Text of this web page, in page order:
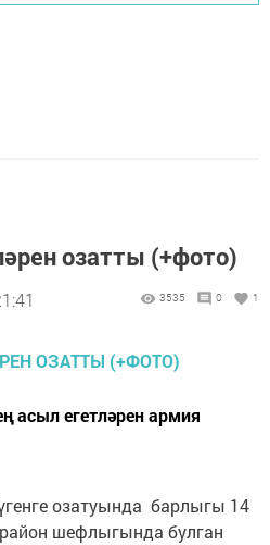
озатты (+фото)
3535 0 1
асыл егетләрен армия
озатуында барлыгы 14
шефлыгында булган